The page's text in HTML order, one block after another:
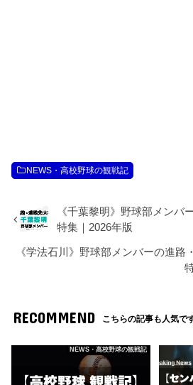
NEWS・高校野球の観戦記
《千葉黎明》野球部メンバ
特集｜2026年版
《学法石川》野球部メンバーの進路
RECOMMEND こちらの記事も人気で
NEWS・高校野球の観戦記